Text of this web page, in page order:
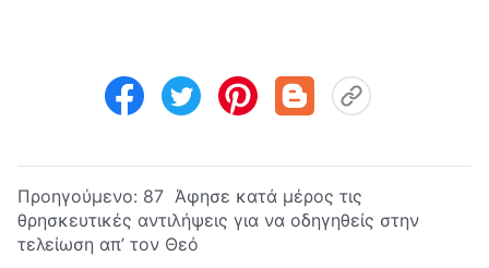
Προηγούμενο: 87 Άφησε κατά μέρος τις
θρησκευτικές αντιλήψεις για να οδηγηθείς στην
τελείωση απ’ τον Θεό